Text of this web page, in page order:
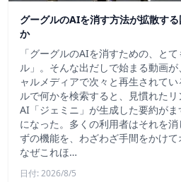
グーグルのAIを消す方法が拡散す
か
「グーグルのAIを消すための、と
ル」。そんな出だしで始まる動画
ャルメディアで次々と再生されて
ルで何かを検索すると、見慣れたリ
AI「ジェミニ」が生成した要約が
になった。多くの利用者はそれを
ずの機能を、わざわざ手間をかけて
なぜこれほ…
日付: 2026/8/5